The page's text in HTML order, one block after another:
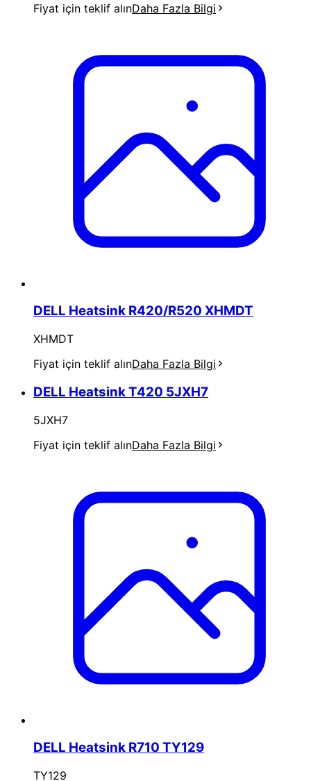
Fiyat için teklif alınDaha Fazla Bilgi
DELL Heatsink R420/R520 XHMDT
XHMDT
Fiyat için teklif alınDaha Fazla Bilgi
DELL Heatsink T420 5JXH7
5JXH7
Fiyat için teklif alınDaha Fazla Bilgi
DELL Heatsink R710 TY129
TY129